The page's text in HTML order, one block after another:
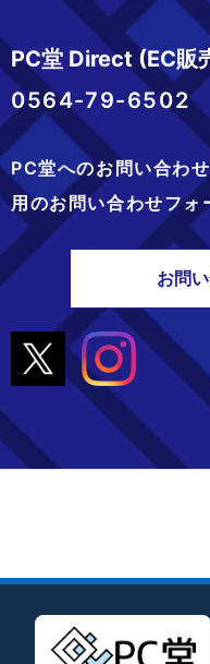
PC堂 Direct (EC販
0564-79-6502
PC堂へのお問い合わ
用のお問い合わせフォ
お問